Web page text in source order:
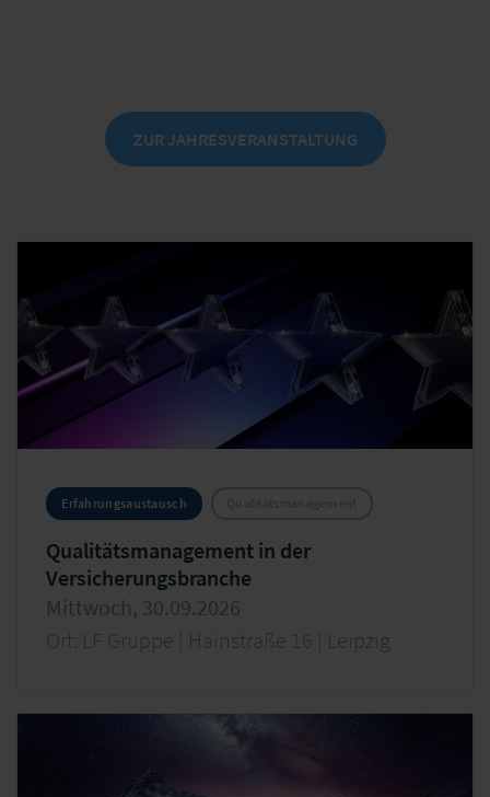
ZUR JAHRESVERANSTALTUNG
Erfahrungsaustausch
Qualitätsmanagement in der
Versicherungsbranche
Mittwoch, 30.09.2026
Ort: LF Gruppe | Hainstraße 16 | Leipzig